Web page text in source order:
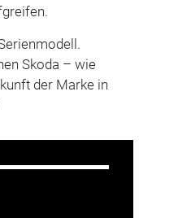
Skoda – wie
der Marke in